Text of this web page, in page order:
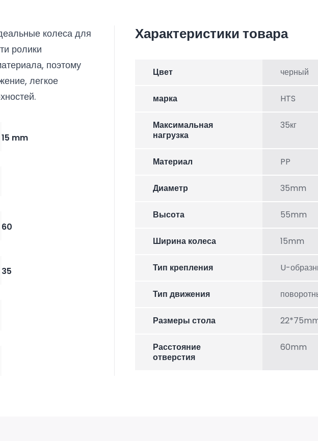
колеса для
ролики
поэтому
легкое
15 mm
60
35
Характеристики товара
Цвет черный
марка HTS
Максимальная
нагрузка
35кг
Материал PP
Диаметр 35mm
Высота 55mm
Ширина колеса 15mm
Тип крепления U-
Тип движения
Размеры стола
Расстояние
отверстия
60mm